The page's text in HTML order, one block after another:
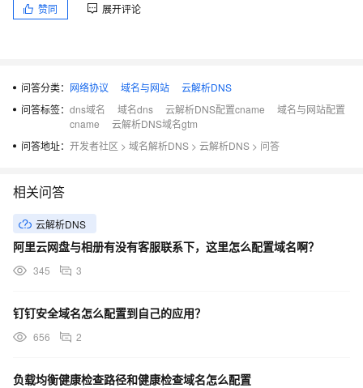
赞同 展开评论
问答分类： 网络协议 域名与网站
云解析DNS
问答标签： dns域名 域名dns 云解析DNS配置cname
域名与网站配置
cname
云解析DNS域名gtm
问答地址： 开发者社区 > 域名解析DNS > 云解析DNS > 问答
相关问答
云解析DNS
阿里云网盘与相册有没有客服联系下，这里怎么配置域名啊？
345 3
钉钉安全域名怎么配置到自己的应用？
656 2
负载均衡健康检查路径和健康检查域名怎么配置